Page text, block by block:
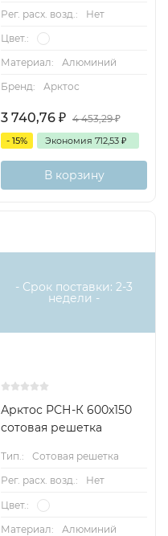
Рег. расх. возд.:
Нет
Цвет.:
Материал:
Алюминий
Бренд:
Арктос
3 740,76 ₽ 4 453,29₽
- 15% Экономия 712,53 ₽
В корзину
- Срок поставки: 2-3
недели -
Арктос РСН-К 600х150
сотовая решетка
Тип.:
Сотовая решетка
Рег. расх. возд.:
Нет
Цвет.:
Материал:
Алюминий